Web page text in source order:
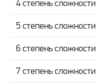
4 степень сложности
5 степень сложности
6 степень сложности
7 степень сложности